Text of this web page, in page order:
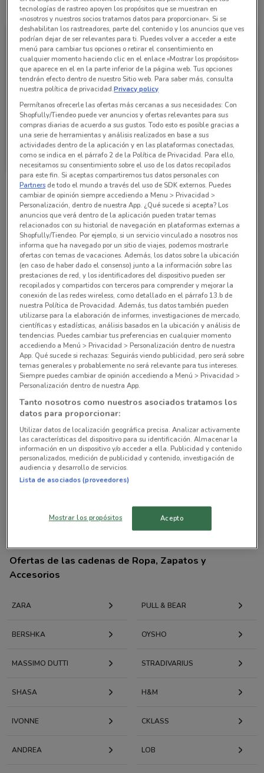
Todas las ofertas de esta tienda
La Parisina
Sucursales La Parisina alrededor
Av. Cuauhtemoc No. 463 Col. Piedad Narvarte
Benito Juárez (cdmx)
2.2 km
CERRADO
Av. Jalisco No. 239 Col. Tacubaya Miguel Hidalgo
2.2 km
CERRADO
Parroquia No. 916 Col. Del Valle Benito Juárez
(cdmx)
2.4 km
CERRADO
Av. Revolución No. 913 Col. Mixcoac Benito Juárez
(cdmx)
2.6 km
CERRADO
Av. Cuauhtemoc No. 24 Int. Local B Col. Centro
Ometepec
4.2 km
CERRADO
Todas las tiendas La Parisina
Ofertas de las cadenas de Ropa, Zapatos y
Accesorios
ZARA PULL & BEAR
BERSHKA OYSHO
MASSIMO DUTTI STRADIVARIUS
SHASA H&M
IVONNE CKLASS
ANDREA LOB
tecnologías de rastreo apoyen los propósitos que se muestran en
«nosotros y nuestros socios tratamos datos para proporcionar». Si se
deshabilitan los rastreadores, parte del contenido y los anuncios que ves
podrían dejar de ser relevantes para ti. Puedes volver a acceder a este
menú para cambiar tus opciones o retirar el consentimiento en
cualquier momento haciendo clic en el enlace «Mostrar los propósitos»
que aparece en el en la parte inferior de la página web. Tus opciones
tendrán efecto dentro de nuestro Sitio web. Para saber más, consulta
nuestra política de privacidad.Privacy policy
Permítanos ofrecerle las ofertas más cercanas a sus necesidades: Con
Shopfully/Tiendeo puede ver anuncios y ofertas relevantes para sus
compras diarias de acuerdo a sus gustos. Todo esto es posible gracias a
una serie de herramientas y análisis realizados en base a sus
actividades dentro de la aplicación y en las plataformas conectadas,
como se indica en el párrafo 2 de la Política de Privacidad. Para ello,
necesitamos su consentimiento sobre el uso de los datos recopilados
para este fin. Si aceptas compartiremos tus datos personales con
Partners de todo el mundo a través del uso de SDK externos. Puedes
cambiar de opinión siempre accediendo a Menu > Privacidad >
Personalización, dentro de nuestra App. ¿Qué sucede si acepta? Los
anuncios que verá dentro de la aplicación pueden tratar temas
relacionados con su historial de navegación en plataformas externas a
Shopfully/Tiendeo. Por ejemplo, si un servicio vinculado a nosotros nos
informa que ha navegado por un sitio de viajes, podemos mostrarle
ofertas con temas de vacaciones. Además, los datos sobre la ubicación
(en caso de haber dado el consenso) junto a la información sobre las
prestaciones de red, y los identificadores del dispositivo pueden ser
recopilados y compartidos con terceros para comprender y mejorar la
conexión de las redes wireless, como detallado en el párrafo 13.b de
nuestra Política de Provacidad. Además, tus datos también pueden
utilizarse para la elaboración de informes, investigaciones de mercado,
científicas y estadísticas, análisis basados en la ubicación y análisis de
tendencias. Puedes cambiar tus preferencias en cualquier momento
accediendo a Menú > Privacidad > Personalización dentro de nuestra
App. Qué sucede si rechazas: Seguirás viendo publicidad, pero será sobre
temas generales y probablemente no será relevante para tus intereses.
Siempre puedes cambiar de opinión accediendo a Menú > Privacidad >
Personalización dentro de nuestra App.
Tanto nosotros como nuestros asociados tratamos los
datos para proporcionar:
Utilizar datos de localización geográfica precisa. Analizar activamente
las características del dispositivo para su identificación. Almacenar la
información en un dispositivo y/o acceder a ella. Publicidad y contenido
personalizados, medición de publicidad y contenido, investigación de
audiencia y desarrollo de servicios.
Lista de asociados (proveedores)
Mostrar los propósitos Acepto